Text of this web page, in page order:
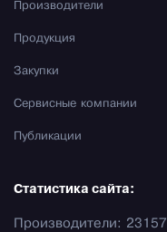
Производители
Продукция
Закупки
Сервисные компании
Публикации
Статистика сайта:
Производители: 23157